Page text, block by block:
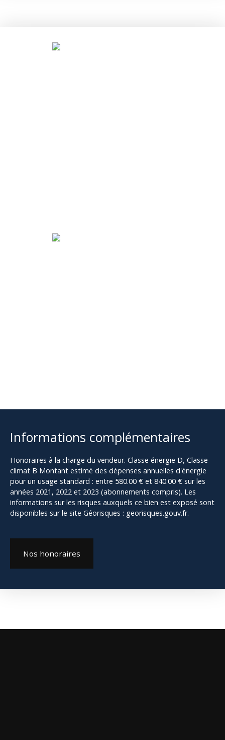
Informations complémentaires
Honoraires à la charge du vendeur. Classe énergie D, Classe
climat B Montant estimé des dépenses annuelles d'énergie
pour un usage standard : entre 580.00 € et 840.00 € sur les
années 2021, 2022 et 2023 (abonnements compris). Les
informations sur les risques auxquels ce bien est exposé sont
disponibles sur le site Géorisques : georisques.gouv.fr.
Nos honoraires